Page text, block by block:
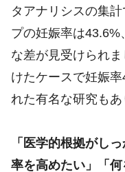
タアナリシスの集
プの妊娠率は
な差が見受けられ
けたケースで妊娠
れた有名な研究もあ
「医学的根拠がし
率を高めたい」「